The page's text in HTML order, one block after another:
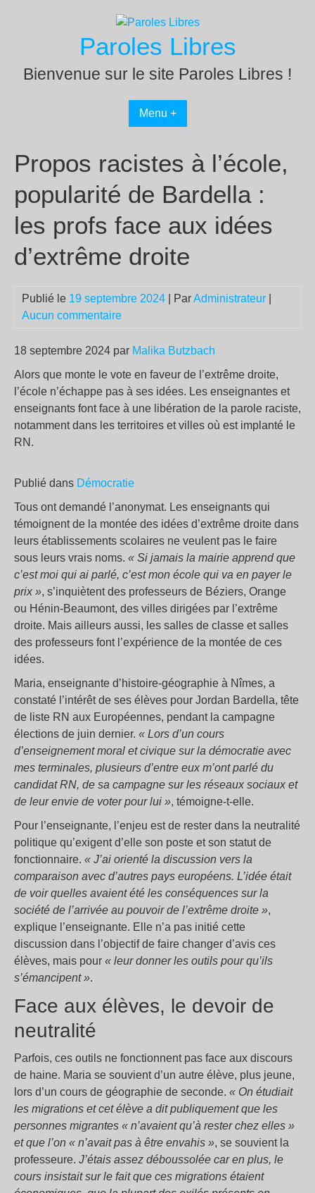
Paroles Libres
Bienvenue sur le site Paroles Libres !
Menu +
Propos racistes à l’école,
popularité de Bardella :
les profs face aux idées
d’extrême droite
Publié le 19 septembre 2024 | ParAdministrateur
Aucun commentaire
18 septembre 2024 par Malika Butzbach
Alors que monte le vote en faveur de l’extrême droite,
l’école n’échappe pas à ses idées. Les enseignantes et
enseignants font face à une libération de la parole raciste,
notamment dans les territoires et villes où est implanté le
RN.
Publié dans Démocratie
Tous ont demandé l’anonymat. Les enseignants qui
témoignent de la montée des idées d’extrême droite dans
leurs établissements scolaires ne veulent pas le faire
sous leurs vrais noms. « Si jamais la mairie apprend que
c’est moi qui ai parlé, c’est mon école qui va en payer le
prix », s’inquiètent des professeurs de Béziers, Orange
ou Hénin-Beaumont, des villes dirigées par l’extrême
droite. Mais ailleurs aussi, les salles de classe et salles
des professeurs font l’expérience de la montée de ces
idées.
Maria, enseignante d’histoire-géographie à Nîmes, a
constaté l’intérêt de ses élèves pour Jordan Bardella, tête
de liste RN aux Européennes, pendant la campagne
élections de juin dernier. « Lors d’un cours
d’enseignement moral et civique sur la démocratie avec
mes terminales, plusieurs d’entre eux m’ont parlé du
candidat RN, de sa campagne sur les réseaux sociaux et
de leur envie de voter pour lui », témoigne-t-elle.
Pour l’enseignante, l’enjeu est de rester dans la neutralité
politique qu’exigent d’elle son poste et son statut de
fonctionnaire. « J’ai orienté la discussion vers la
comparaison avec d’autres pays européens. L’idée était
de voir quelles avaient été les conséquences sur la
société de l’arrivée au pouvoir de l’extrême droite »,
explique l’enseignante. Elle n’a pas initié cette
discussion dans l’objectif de faire changer d’avis ces
élèves, mais pour « leur donner les outils pour qu’ils
s’émancipent ».
Face aux élèves, le devoir de
neutralité
Parfois, ces outils ne fonctionnent pas face aux discours
de haine. Maria se souvient d’un autre élève, plus jeune,
lors d’un cours de géographie de seconde. « On étudiait
les migrations et cet élève a dit publiquement que les
personnes migrantes « n’avaient qu’à rester chez elles »
et que l’on « n’avait pas à être envahis », se souvient la
professeure. J’étais assez déboussolée car en plus, le
cours insistait sur le fait que ces migrations étaient